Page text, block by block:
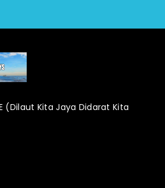
(Dilaut Kita Jaya Didarat Kita